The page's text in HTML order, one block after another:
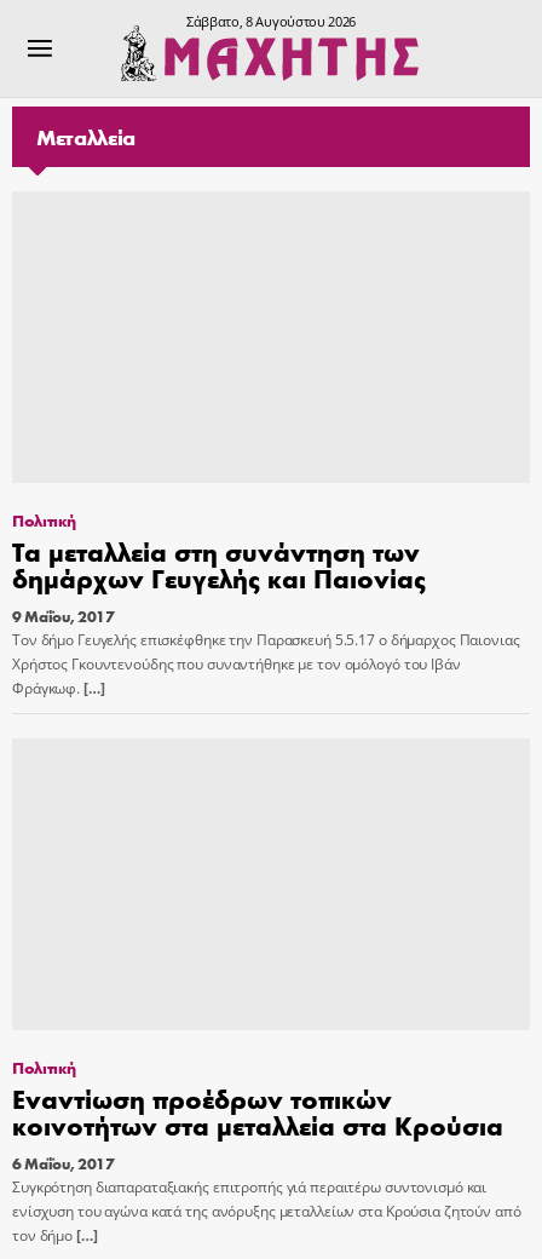
Σάββατο, 8 Αυγούστου 2026
Μεταλλεία
Πολιτική
Τα μεταλλεία στη συνάντηση των
δημάρχων Γευγελής και Παιονίας
9 Μαΐου, 2017
Τον δήμο Γευγελής επισκέφθηκε την Παρασκευή 5.5.17 ο δήμαρχος Παιονιας
Χρήστος Γκουντενούδης που συναντήθηκε με τον ομόλογό του Ιβάν
Φράγκωφ.[…]
Πολιτική
Εναντίωση προέδρων τοπικών
κοινοτήτων στα μεταλλεία στα Κρούσια
6 Μαΐου, 2017
Συγκρότηση διαπαραταξιακής επιτροπής γιά περαιτέρω συντονισμό και
ενίσχυση του αγώνα κατά της ανόρυξης μεταλλείων στα Κρούσια ζητούν από
τον δήμο[…]